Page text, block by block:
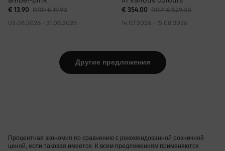
€ 13.90 RRP € 19.90
02.08.2026 - 31.08.2026
€ 354.00 RRP € 529.00
14.07.2026 - 15.08.2026
Другие предложения
Процентная экономия по сравнению с рекомендованной розничной
ценой, если таковая имеется. К всем предложениям применяются